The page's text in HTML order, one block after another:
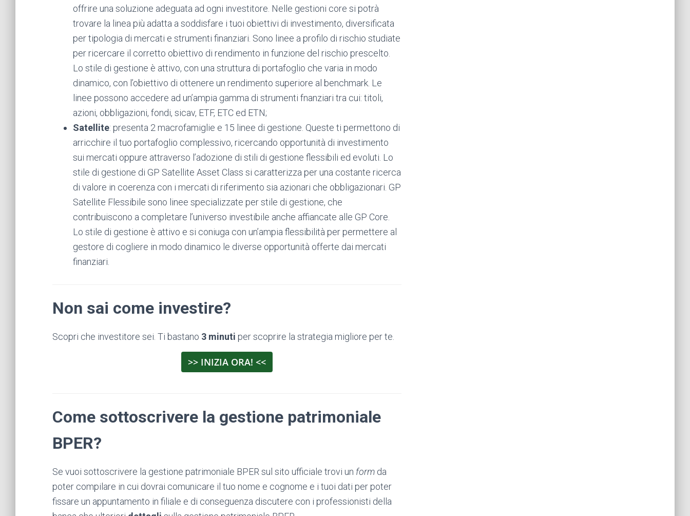
offrire una soluzione adeguata ad ogni investitore. Nelle gestioni core si potrà
trovare la linea più adatta a soddisfare i tuoi obiettivi di investimento, diversificata
per tipologia di mercati e strumenti finanziari. Sono linee a profilo di rischio studiate
per ricercare il corretto obiettivo di rendimento in funzione del rischio prescelto.
Lo stile di gestione è attivo, con una struttura di portafoglio che varia in modo
dinamico, con l’obiettivo di ottenere un rendimento superiore al benchmark. Le
linee possono accedere ad un’ampia gamma di strumenti fnanziari tra cui: titoli,
azioni, obbligazioni, fondi, sicav, ETF, ETC ed ETN;
Satellite: presenta 2 macrofamiglie e 15 linee di gestione. Queste ti permettono di
arricchire il tuo portafoglio complessivo, ricercando opportunità di investimento
sui mercati oppure attraverso l’adozione di stili di gestione flessibili ed evoluti. Lo
stile di gestione di GP Satellite Asset Class si caratterizza per una costante ricerca
di valore in coerenza con i mercati di riferimento sia azionari che obbligazionari. GP
Satellite Flessibile sono linee specializzate per stile di gestione, che
contribuiscono a completare l’universo investibile anche affiancate alle GP Core.
Lo stile di gestione è attivo e si coniuga con un’ampia flessibilità per permettere al
gestore di cogliere in modo dinamico le diverse opportunità offerte dai mercati
finanziari.
Non sai come investire?
Scopri che investitore sei. Ti bastano 3 minuti per scoprire la strategia migliore per te.
>> INIZIA ORA! <<
Come sottoscrivere la gestione patrimoniale
BPER?
Se vuoi sottoscrivere la gestione patrimoniale BPER sul sito ufficiale trovi un form da
poter compilare in cui dovrai comunicare il tuo nome e cognome e i tuoi dati per poter
fissare un appuntamento in filiale e di conseguenza discutere con i professionisti della